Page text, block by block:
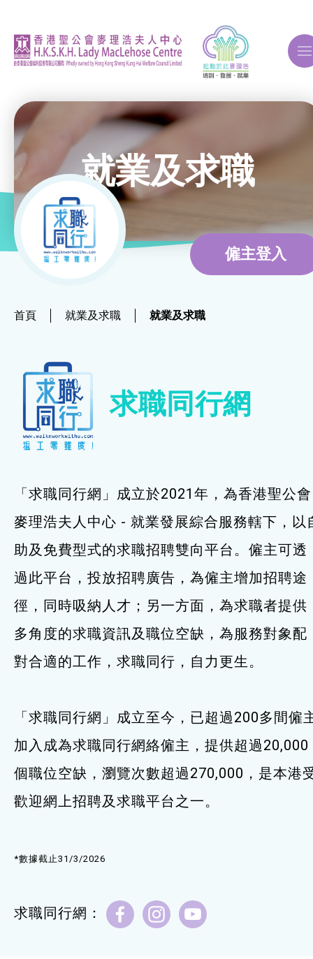
關於我們
ERB再培訓課程
就業及求職
就業及求職
最新資訊 / 招聘會
僱主及企業服務
特別服務項目
最新消息
服務單位及聯絡
就業及求職
僱主登入
首頁 就業及求職 就業及求職
求職同行網
「求職同行網」成立於2021年，為香港聖公會
麥理浩夫人中心 - 就業發展綜合服務轄下，以
助及免費型式的求職招聘雙向平台。僱主可透
過此平台，投放招聘廣告，為僱主增加招聘途
徑，同時吸納人才；另一方面，為求職者提供
多角度的求職資訊及職位空缺，為服務對象配
對合適的工作，求職同行，自力更生。
「求職同行網」成立至今，已超過200多間僱
加入成為求職同行網絡僱主，提供超過20,000
個職位空缺，瀏覽次數超過270,000，是本港
歡迎網上招聘及求職平台之一。
*數據截止31/3/2026
求職同行網：